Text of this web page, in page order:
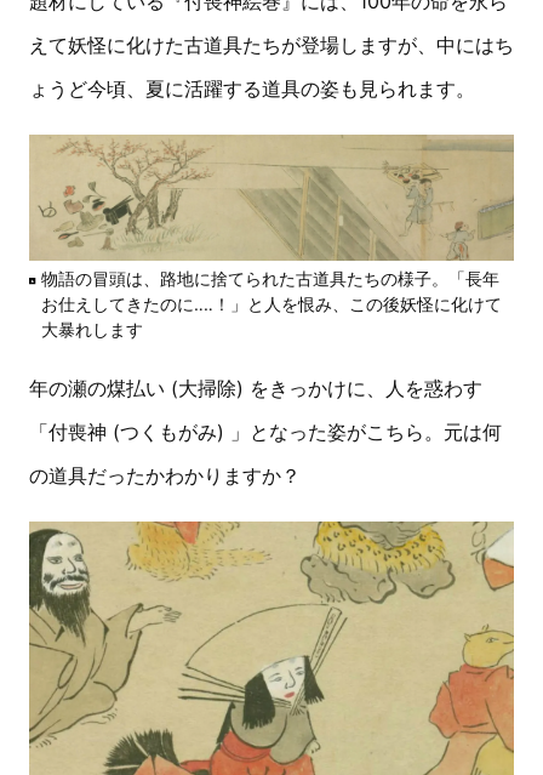
えて妖怪に化けた古道具たちが登場しますが、中にはち
ょうど今頃、夏に活躍する道具の姿も見られます。
物語の冒頭は、路地に捨てられた古道具たちの様子。「長年
お仕えしてきたのに‥‥！」と人を恨み、この後妖怪に化けて
大暴れします
年の瀬の煤払い (大掃除) をきっかけに、人を惑わす
「付喪神 (つくもがみ) 」となった姿がこちら。元は何
の道具だったかわかりますか？